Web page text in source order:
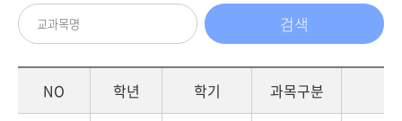
NO 학년 학기 과목구분